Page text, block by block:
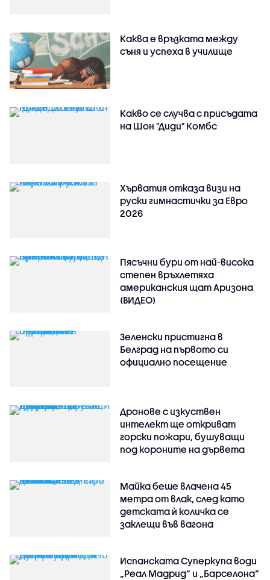
Каква е връзката между
съня и успеха в училище
Какво се случва с присъдата
на Шон "Диди" Комбс
Хърватия отказа визи на
руски гимнастички за Евро
2026
Пясъчни бури от най-висока
степен връхлетяха
американския щат Аризона
(ВИДЕО)
Зеленски пристигна в
Белград на първото си
официално посещение
Дронове с изкуствен
интелект ще откриват
горски пожари, бушуващи
под короните на дървета
Майка беше влачена 45
метра от влак, след като
детската ѝ количка се
заклещи във вагона
Испанската Суперкупа води
„Реал Мадрид“ и „Барселона“